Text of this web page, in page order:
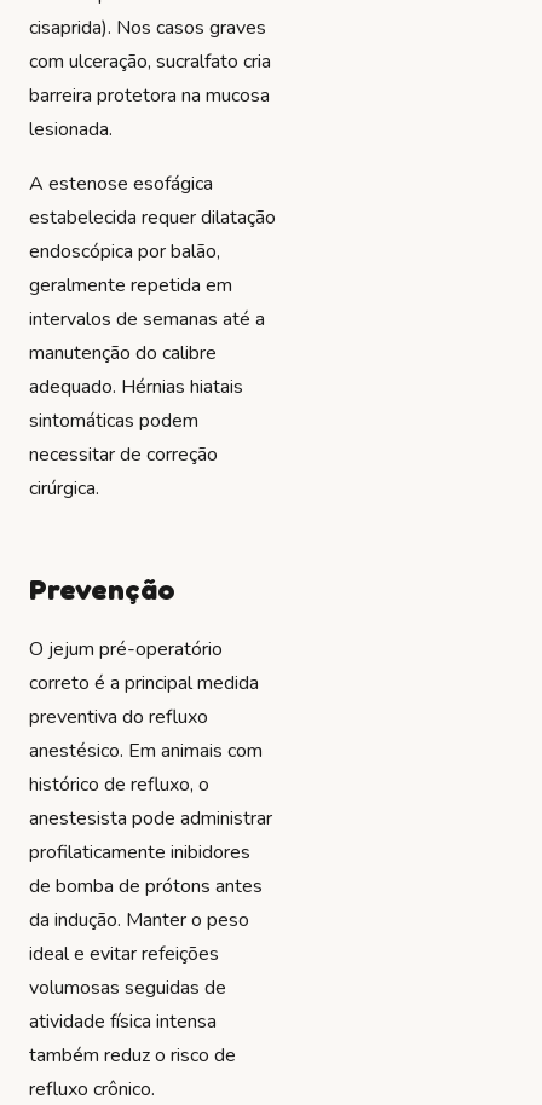
cisaprida). Nos casos graves
com ulceração, sucralfato cria
barreira protetora na mucosa
lesionada.
A estenose esofágica
estabelecida requer dilatação
endoscópica por balão,
geralmente repetida em
intervalos de semanas até a
manutenção do calibre
adequado. Hérnias hiatais
sintomáticas podem
necessitar de correção
cirúrgica.
Prevenção
O jejum pré-operatório
correto é a principal medida
preventiva do refluxo
anestésico. Em animais com
histórico de refluxo, o
anestesista pode administrar
profilaticamente inibidores
de bomba de prótons antes
da indução. Manter o peso
ideal e evitar refeições
volumosas seguidas de
atividade física intensa
também reduz o risco de
refluxo crônico.